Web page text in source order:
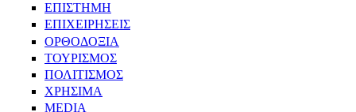
ΕΠΙΣΤΗΜΗ
ΕΠΙΧΕΙΡΗΣΕΙΣ
ΟΡΘΟΔΟΞΙΑ
ΤΟΥΡΙΣΜΟΣ
ΠΟΛΙΤΙΣΜΟΣ
ΧΡΗΣΙΜΑ
MEDIA